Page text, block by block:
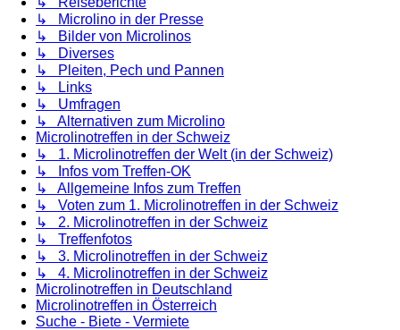
↳ Microlino in der Presse
↳ Bilder von Microlinos
↳ Diverses
↳ Pleiten, Pech und Pannen
↳ Links
↳ Umfragen
↳ Alternativen zum Microlino
Microlinotreffen in der Schweiz
↳ 1. Microlinotreffen der Welt (in der Schweiz)
↳ Infos vom Treffen-OK
↳ Allgemeine Infos zum Treffen
↳ Voten zum 1. Microlinotreffen in der Schweiz
↳ 2. Microlinotreffen in der Schweiz
↳ Treffenfotos
↳ 3. Microlinotreffen in der Schweiz
↳ 4. Microlinotreffen in der Schweiz
Microlinotreffen in Deutschland
Microlinotreffen in Österreich
Suche - Biete - Vermiete